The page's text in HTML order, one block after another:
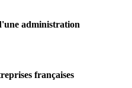
administration
françaises